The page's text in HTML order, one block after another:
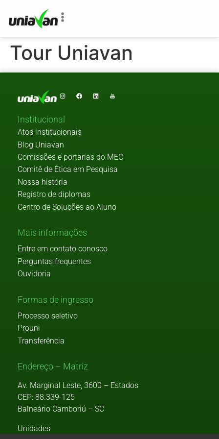
Tour Uniavan
Institucional
Atos institucionais
Blog Uniavan
Comissões e portarias do MEC
Comitê de Ética em Pesquisa
Nossa história
Registro de diplomas
Centro de Soluções ao Aluno
Mais informações
Entre em contato conosco
Perguntas frequentes
Ouvidoria
Formas de ingresso
Processo seletivo
Prouni
Transferência
Endereço – Matriz
Av. Marginal Leste, 3600 – Estados
CEP: 88.339-125
Balneário Camboriú – SC
Unidades